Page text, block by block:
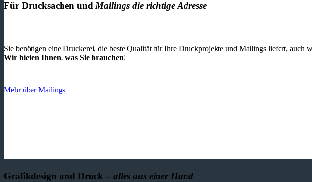
Für Drucksachen und Mailings die richtige Adresse
Sie benötigen eine Druckerei, die beste ­Qualität für Ihre Druckprojekte und Mailings liefert, auch
Wir bieten Ihnen, was Sie brauchen!
Mehr über Mailings
Grafikdesign und Druck – alles aus einer Hand